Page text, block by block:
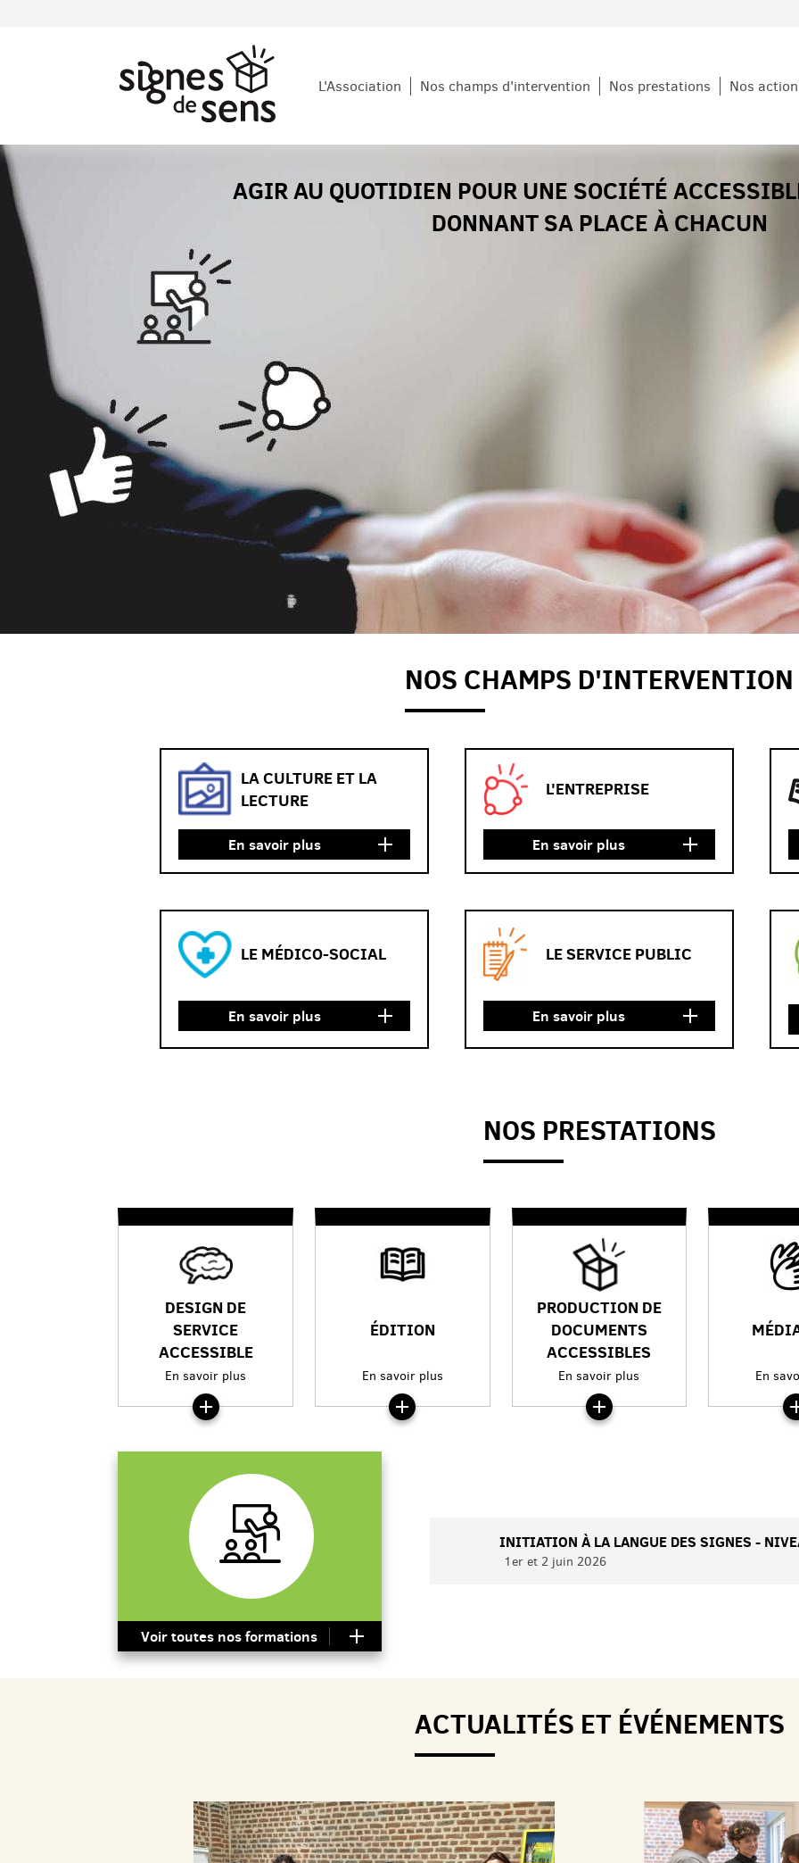
L'Association Nos champs d'intervention Nos prestations Nos
AGIR AU QUOTIDIEN POUR UNE SOCIÉTÉ
DONNANT SA PLACE À CHACUN
NOS CHAMPS D'INTERVENTION
LA CULTURE ET LA
LECTURE
En savoir plus
L'ENTREPRISE
En savoir plus
LE MÉDICO-SOCIAL
En savoir plus
LE SERVICE PUBLIC
En savoir plus
NOS PRESTATIONS
DESIGN DE
SERVICE
ACCESSIBLE
En savoir plus
ÉDITION
En savoir plus
PRODUCTION DE
DOCUMENTS
ACCESSIBLES
En savoir plus En
Voir toutes nos formations
INITIATION À LA LANGUE DES SIGNES -
1er et 2 juin 2026
ACTUALITÉS ET ÉVÉNEMENTS